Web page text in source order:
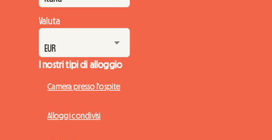
Valuta
I nostri tipi di alloggio
Camera presso l'ospite
Alloggi condivisi